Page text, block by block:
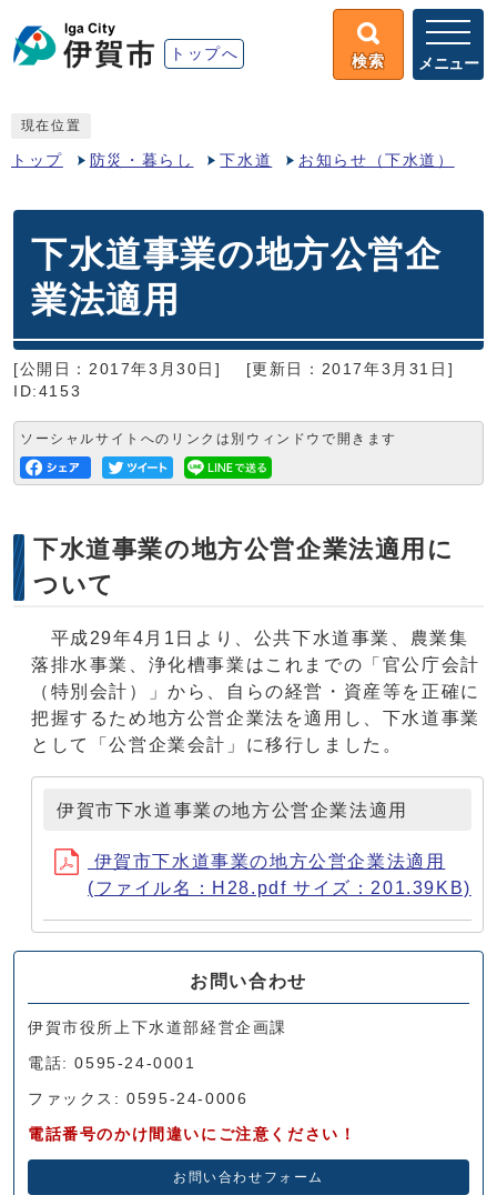
トップへ 検索 メニュー
現在位置
トップ 防災・暮らし 下水道 お知らせ（下水道）
下水道事業の地方公営企
業法適用
[公開日：2017年3月30日]
[更新日：2017年3月31日]
ID:4153
ソーシャルサイトへのリンクは別ウィンドウで開きます
下水道事業の地方公営企業法適用に
ついて
平成29年4月1日より、公共下水道事業、農業集
落排水事業、浄化槽事業はこれまでの「官公庁会計
（特別会計）」から、自らの経営・資産等を正確に
把握するため地方公営企業法を適用し、下水道事業
として「公営企業会計」に移行しました。
伊賀市下水道事業の地方公営企業法適用
伊賀市下水道事業の地方公営企業法適用
(ファイル名：H28.pdf サイズ：201.39KB)
お問い合わせ
伊賀市役所上下水道部経営企画課
電話: 0595-24-0001
ファックス: 0595-24-0006
電話番号のかけ間違いにご注意ください！
お問い合わせフォーム